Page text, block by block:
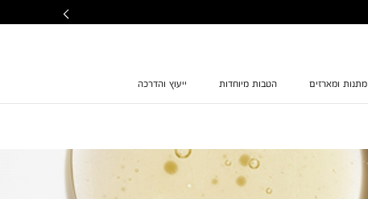
מתנות ומארזים הטבות מיוחדות ייעוץ והדרכה